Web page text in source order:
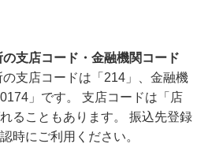
支店コード・金融機関コード
支店コードは「214」、金融機
」です。 支店コードは「店
ることもあります。 振込先登録
時にご利用ください。